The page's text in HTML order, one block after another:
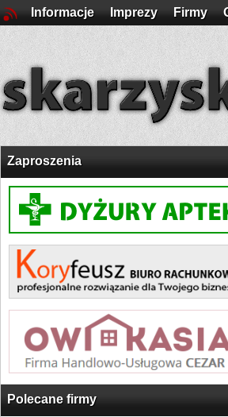
Informacje Imprezy Firmy
Zaproszenia
Polecane firmy